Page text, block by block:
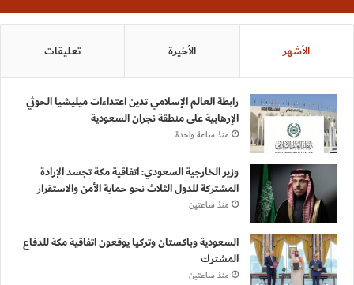
الأشهر الأخيرة تعليقات
رابطة العالم الإسلامي تدين اعتداءات ميليشيا الحوثي
الإرهابية على منطقة نجران السعودية
منذ ساعة واحدة
وزير الخارجية السعودي: اتفاقية مكة تجسد الإرادة
المشتركة للدول الثلاث نحو حماية الأمن والاستقرار
منذ ساعتين
السعودية وباكستان وتركيا يوقعون اتفاقية مكة للدفاع
المشترك
منذ ساعتين